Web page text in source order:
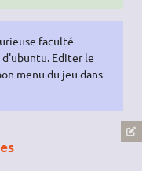
faculté
Editer le
menu du jeu dans